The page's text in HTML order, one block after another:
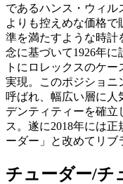
であるハンス・ウィル
よりも控えめな価格
準を満たすような時計
念に基づいて1926年
トにロレックスのケ
実現。このポジショニ
呼ばれ、幅広い層に人
デンティティーを確立
ス。遂に2018年には
ーダー」と改めてリブ
チューダー/チ